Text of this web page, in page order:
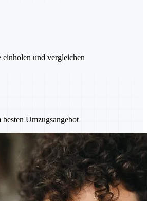
und vergleichen
Umzugsangebot